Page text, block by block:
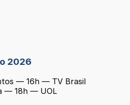
2026
— 16h — TV Brasil
— 18h — UOL